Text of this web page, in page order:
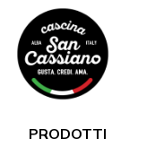
PRODOTTI